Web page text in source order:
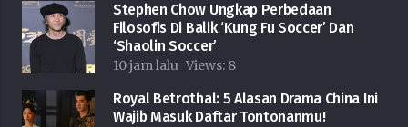
Stephen Chow Ungkap Perbedaan
Filosofis Di Balik ‘Kung Fu Soccer’ Dan
‘Shaolin Soccer’
10 jam lalu Views: 8
Royal Betrothal: 5 Alasan Drama China Ini
Wajib Masuk Daftar Tontonanmu!